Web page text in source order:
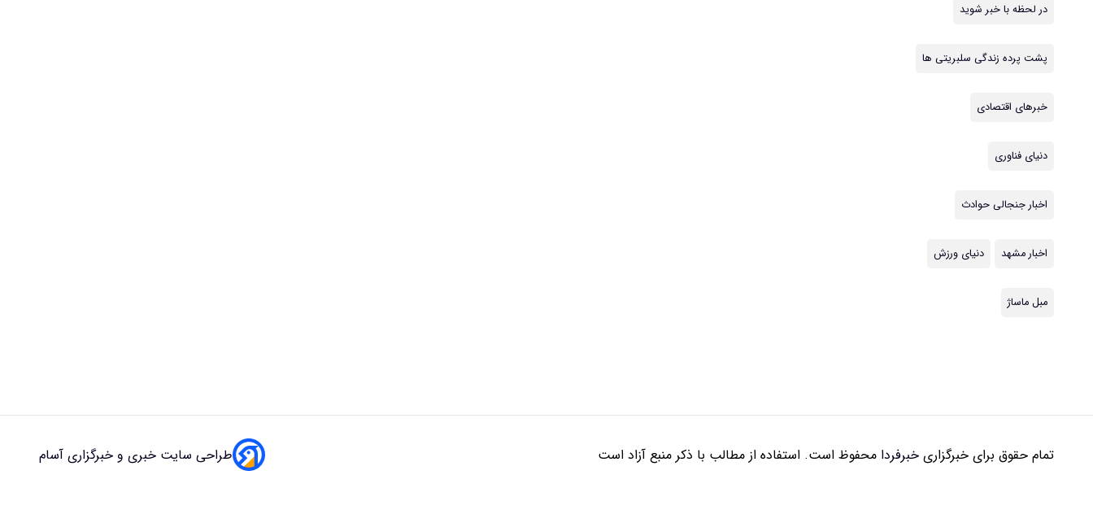
در لحظه با خبر شوید
پشت پرده زندگی سلبریتی ها
خبرهای اقتصادی
دنیای فناوری
اخبار جنجالی حوادث
اخبار مشهد دنیای ورزش
مبل ماساژ
تمام حقوق برای خبرگزاری خبرفردا محفوظ است. استفاده از مطالب با ذکر منبع آزاد است طراحی سایت خبری و خبرگزاری آسام